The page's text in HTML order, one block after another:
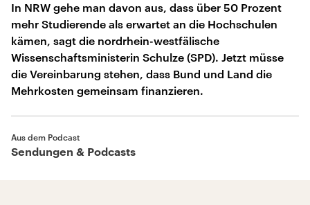
In NRW gehe man davon aus, dass über 50 Prozent
mehr Studierende als erwartet an die Hochschulen
kämen, sagt die nordrhein-westfälische
Wissenschaftsministerin Schulze (SPD). Jetzt müsse
die Vereinbarung stehen, dass Bund und Land die
Mehrkosten gemeinsam finanzieren.
Aus dem Podcast
Sendungen & Podcasts